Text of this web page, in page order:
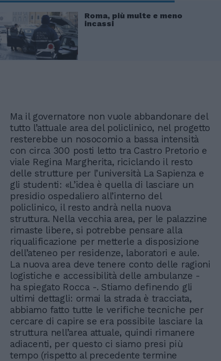
Roma, più multe e meno
incassi
Ma il governatore non vuole abbandonare del
tutto l’attuale area del policlinico, nel progetto
resterebbe un nosocomio a bassa intensità
con circa 300 posti letto tra Castro Pretorio e
viale Regina Margherita, riciclando il resto
delle strutture per l’università La Sapienza e
gli studenti: «L’idea è quella di lasciare un
presidio ospedaliero all’interno del
policlinico, il resto andrà nella nuova
struttura. Nella vecchia area, per le palazzine
rimaste libere, si potrebbe pensare alla
riqualificazione per metterle a disposizione
dell’ateneo per residenze, laboratori e aule.
La nuova area deve tenere conto delle ragioni
logistiche e accessibilità delle ambulanze -
ha spiegato Rocca -. Stiamo definendo gli
ultimi dettagli: ormai la strada è tracciata,
abbiamo fatto tutte le verifiche tecniche per
cercare di capire se era possibile lasciare la
struttura nell’area attuale, quindi rimanere
adiacenti, per questo ci siamo presi più
tempo (rispetto al precedente termine